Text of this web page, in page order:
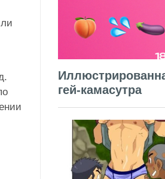
гей-камасутра